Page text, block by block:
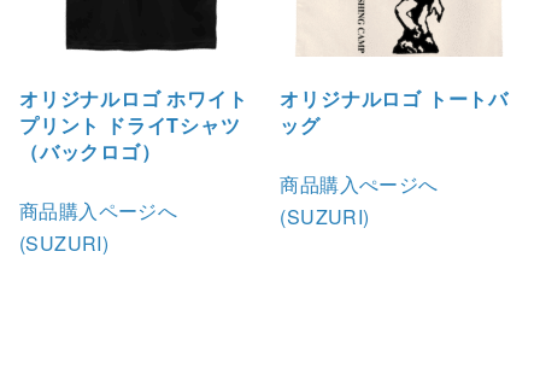
オリジナルロゴ ホワイト
プリント ドライTシャツ
（バックロゴ）
商品購入ページへ
(SUZURI)
オリジナルロゴ トートバ
ッグ
商品購入ぺージへ
(SUZURI)